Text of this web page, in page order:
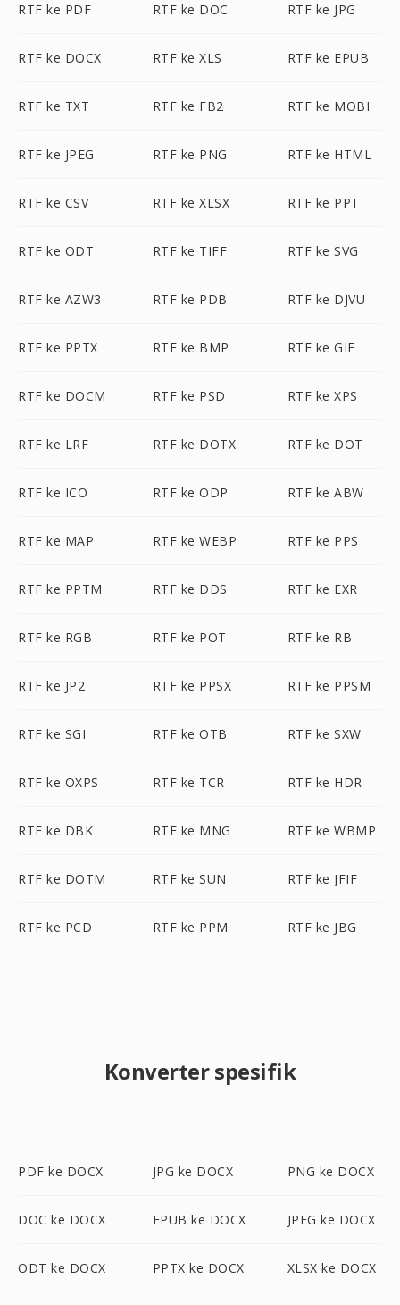
RTF ke PDF RTF ke DOC RTF ke JPG
RTF ke DOCX RTF ke XLS RTF ke EPUB
RTF ke TXT RTF ke FB2 RTF ke MOBI
RTF ke JPEG RTF ke PNG RTF ke HTML
RTF ke CSV RTF ke XLSX RTF ke PPT
RTF ke ODT RTF ke TIFF RTF ke SVG
RTF ke AZW3 RTF ke PDB RTF ke DJVU
RTF ke PPTX RTF ke BMP RTF ke GIF
RTF ke DOCM RTF ke PSD RTF ke XPS
RTF ke LRF RTF ke DOTX RTF ke DOT
RTF ke ICO RTF ke ODP RTF ke ABW
RTF ke MAP RTF ke WEBP RTF ke PPS
RTF ke PPTM RTF ke DDS RTF ke EXR
RTF ke RGB RTF ke POT RTF ke RB
RTF ke JP2 RTF ke PPSX RTF ke PPSM
RTF ke SGI RTF ke OTB RTF ke SXW
RTF ke OXPS RTF ke TCR RTF ke HDR
RTF ke DBK RTF ke MNG RTF ke WBMP
RTF ke DOTM RTF ke SUN RTF ke JFIF
RTF ke PCD RTF ke PPM RTF ke JBG
Konverter spesifik
PDF ke DOCX JPG ke DOCX PNG ke DOCX
DOC ke DOCX EPUB ke DOCX JPEG ke DOCX
ODT ke DOCX PPTX ke DOCX XLSX ke DOCX